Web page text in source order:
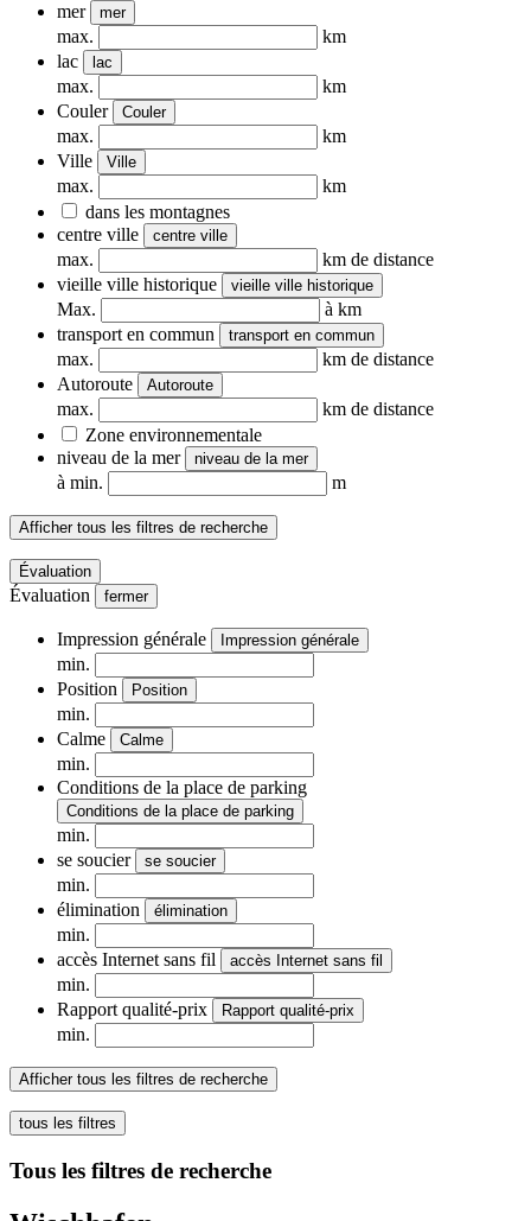
mer mer
max.
km
lac
lac
max.
km
Couler
Couler
max.
km
Ville
Ville
max.
km
dans les montagnes
centre ville
centre ville
max.
km de distance
vieille ville historique
vieille ville historique
Max.
à km
transport en commun
transport en commun
max.
km de distance
Autoroute
Autoroute
max.
km de distance
Zone environnementale
niveau de la mer
niveau de la mer
à min. m
Afficher tous les filtres de recherche
Évaluation
Évaluation fermer
Impression générale Impression générale
min.
Position
Position
min.
Calme
Calme
min.
Conditions de la place de parking
Conditions de la place de parking
min.
se soucier
se soucier
min.
élimination
élimination
min.
accès Internet sans fil
accès Internet sans fil
min.
Rapport qualité-prix
Rapport qualité-prix
min.
Afficher tous les filtres de recherche
tous les filtres
Tous les filtres de recherche